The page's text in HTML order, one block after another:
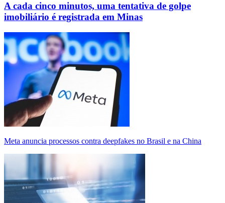
A cada cinco minutos, uma tentativa de golpe
imobiliário é registrada em Minas
Meta anuncia processos contra deepfakes no Brasil e na China